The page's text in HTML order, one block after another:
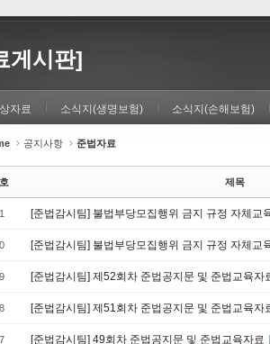
게시판]
자료 소식지(생명보험) 소식지(손해보험)
공지사항 준법자료
제목
[준법감시팀] 불법부당모집행위 금지 규정 자체교
[준법감시팀] 불법부당모집행위 금지 규정 자체교
[준법감시팀] 제52회차 준법공지문 및 준법교육자
[준법감시팀] 제51회차 준법공지문 및 준법교육자
[준법감시팀] 49회차 준법공지문 및 준법교육자료